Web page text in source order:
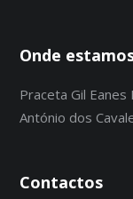
Onde
Praceta Gil
António dos
Contactos